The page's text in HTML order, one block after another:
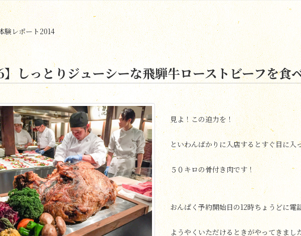
験レポート2014
しっとりジューシーな飛騨牛ローストビーフを食
見よ！この迫力を！
といわんばかりに入店するとすぐ目に入
５０キロの骨付き肉です！
おんぱく予約開始日の12時ちょうどに電
ようやくいただけるときがやってきました